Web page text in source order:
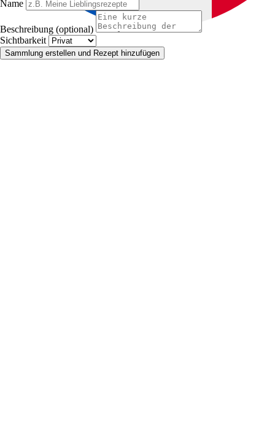
Name
Beschreibung (optional)
Sichtbarkeit
Sammlung erstellen und Rezept hinzufügen